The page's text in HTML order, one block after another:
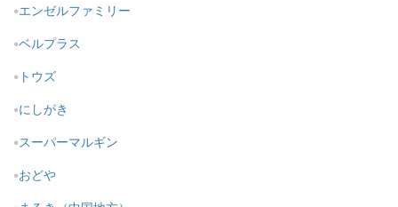
エンゼルファミリー
ベルプラス
トウズ
にしがき
スーパーマルギン
おどや